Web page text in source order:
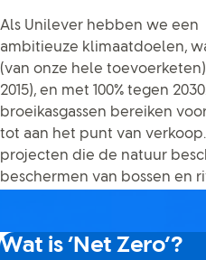
Als Unilever hebben we een
ambitieuze klimaatdoelen,
(van onze hele toevoerketen)
2015), en met 100% tegen
broeikasgassen bereiken
tot aan het punt van
projecten die de natuur
beschermen van bossen en
Wat is ‘Net Zero’?